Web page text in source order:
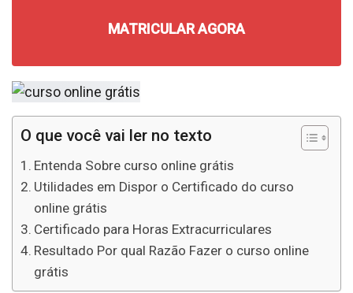
MATRICULAR AGORA
O que você vai ler no texto
Entenda Sobre curso online grátis
Utilidades em Dispor o Certificado do curso
online grátis
Certificado para Horas Extracurriculares
Resultado Por qual Razão Fazer o curso online
grátis